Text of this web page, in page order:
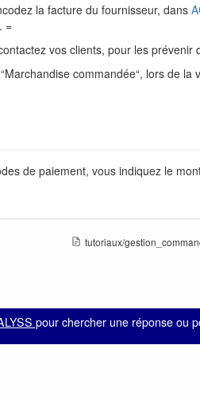
la facture du fournisseur, dans
=
vos clients, pour les prévenir
commandée“, lors de
de paiement, vous indiquez le
tutoriaux/
pour chercher une réponse ou